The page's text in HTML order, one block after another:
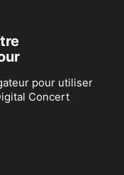
pour utiliser
Concert